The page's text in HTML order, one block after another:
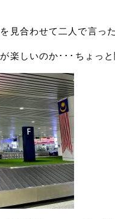
見合わせて二人で言っ
楽しいのか･･･ちょっと